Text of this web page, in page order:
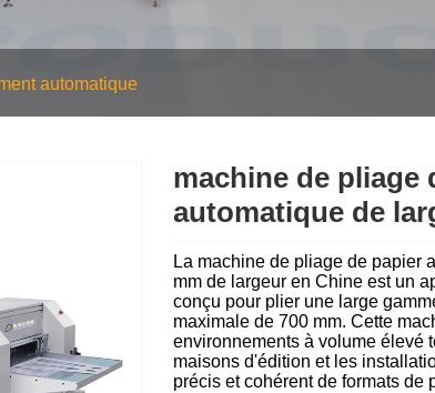
தமிழ்
български
Lietuvos
मराठी
automatique
machine de pliage
automatique de
La machine de pliage de papier
mm de largeur en Chine est un
conçu pour plier une large
maximale de 700 mm. Cette
environnements à volume élevé
maisons d'édition et les
précis et cohérent de formats de